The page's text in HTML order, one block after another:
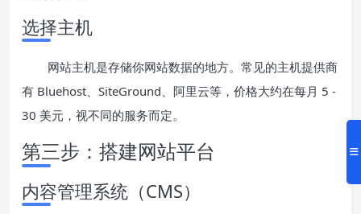
选择主机
网站主机是存储你网站数据的地方。常见的主机提供商
有 Bluehost、SiteGround、阿里云等，价格大约在每月 5 -
30 美元，视不同的服务而定。
第三步：搭建网站平台
内容管理系统（CMS）